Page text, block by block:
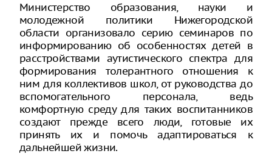
Министерство образования, науки и
молодежной политики Нижегородской
области организовало серию семинаров по
информированию об особенностях детей в
расстройствами аутистического спектра для
формирования толерантного отношения к
ним для коллективов школ, от руководства до
вспомогательного персонала, ведь
комфортную среду для таких воспитанников
создают прежде всего люди, готовые их
принять их и помочь адаптироваться к
дальнейшей жизни.